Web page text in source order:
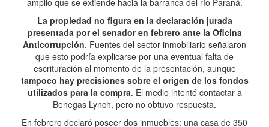
amplio que se extiende hacia la barranca del río Paraná.
La propiedad no figura en la declaración jurada
presentada por el senador en febrero ante la Oficina
Anticorrupción. Fuentes del sector inmobiliario señalaron
que esto podría explicarse por una eventual falta de
escrituración al momento de la presentación, aunque
tampoco hay precisiones sobre el origen de los fondos
utilizados para la compra. El medio intentó contactar a
Benegas Lynch, pero no obtuvo respuesta.
En febrero declaró poseer dos inmuebles: una casa de 350